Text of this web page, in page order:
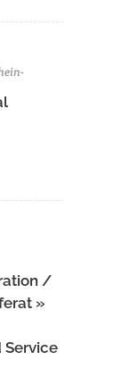
/
»
Service